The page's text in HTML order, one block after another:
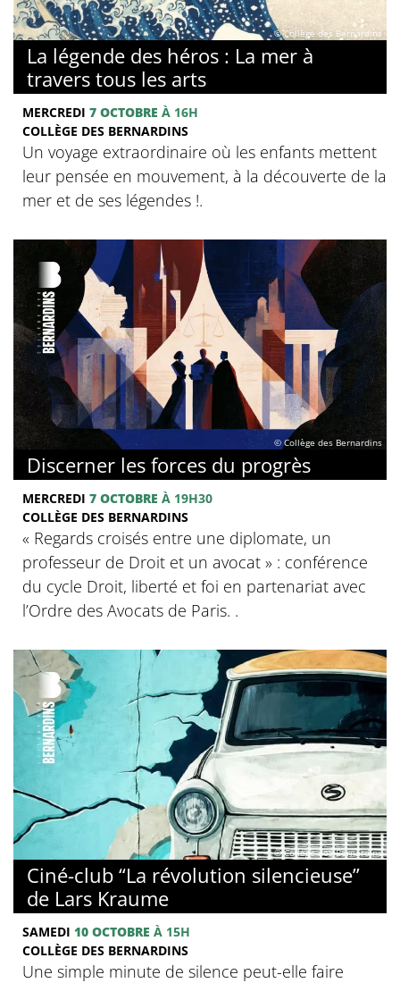
© Collège des Bernardins
La légende des héros : La mer à
travers tous les arts
MERCREDI 7 OCTOBRE À 16H
COLLÈGE DES BERNARDINS
Un voyage extraordinaire où les enfants mettent
leur pensée en mouvement, à la découverte de la
mer et de ses légendes !.
© Collège des Bernardins
Discerner les forces du progrès
MERCREDI 7 OCTOBRE À 19H30
COLLÈGE DES BERNARDINS
‍« Regards croisés entre une diplomate, un
professeur de Droit et un avocat » : conférence
du cycle Droit, liberté et foi en partenariat avec
l’Ordre des Avocats de Paris. .
© Collège des Bernardins
Ciné-club “La révolution silencieuse”
de Lars Kraume
SAMEDI 10 OCTOBRE À 15H
COLLÈGE DES BERNARDINS
Une simple minute de silence peut-elle faire